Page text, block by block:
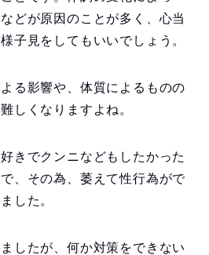
どが原因のことが多く、心当
子見をしてもいいでしょう。
る影響や、体質によるものの
しくなりますよね。
きでクンニなどもしたかった
、その為、萎えて性行為がで
した。
したが、何か対策をできない